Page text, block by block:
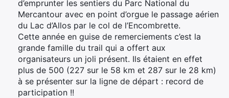
d’emprunter les sentiers du Parc National du
Mercantour avec en point d’orgue le passage aérien
du Lac d’Allos par le col de l’Encombrette.
Cette année en guise de remerciements c’est la
grande famille du trail qui a offert aux
organisateurs un joli présent. Ils étaient en effet
plus de 500 (227 sur le 58 km et 287 sur le 28 km)
à se présenter sur la ligne de départ : record de
participation !!